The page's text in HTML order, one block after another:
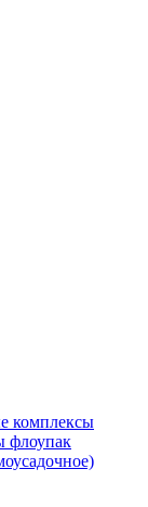
комплексы
флоупак